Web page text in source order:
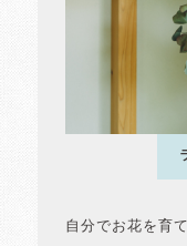
自分でお花を育